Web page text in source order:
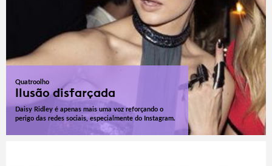
Quatroolho
Ilusão disfarçada
Daisy Ridley é apenas mais uma voz reforçando o
perigo das redes sociais, especialmente do Instagram.